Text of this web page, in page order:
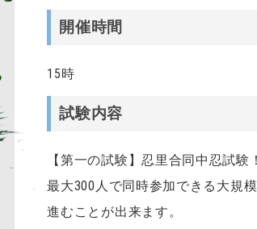
開催時間
15時
試験内容
【第一の試験】忍里合同中忍試
最大300人で同時参加できる大規
進むことが出来ます。